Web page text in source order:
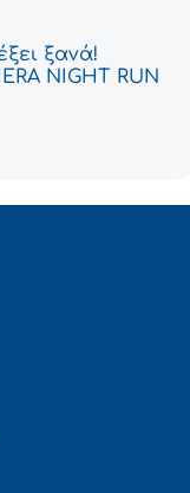
ξανά!
NIGHT RUN